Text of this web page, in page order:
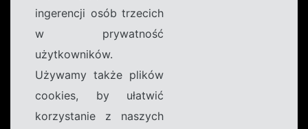
ingerencji osób trzecich
w prywatność
użytkowników.
Używamy także plików
cookies, by ułatwić
korzystanie z naszych